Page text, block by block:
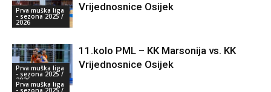
Prva muška liga
- sezona 2025 /
2026
Vrijednosnice Osijek
Prva muška liga
- sezona 2025 /
2026
11.kolo PML – KK Marsonija vs. KK
Vrijednosnice Osijek
Prva muška liga